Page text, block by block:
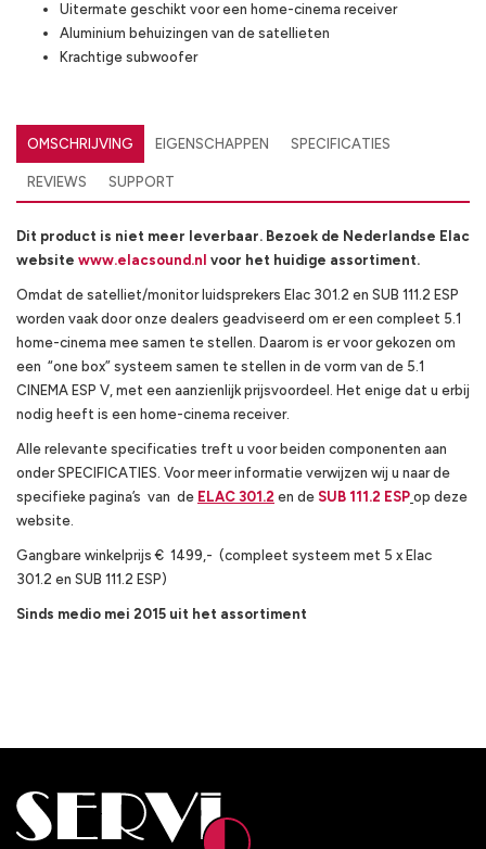
Uitermate geschikt voor een home-cinema receiver
Aluminium behuizingen van de satellieten
Krachtige subwoofer
OMSCHRIJVING EIGENSCHAPPEN SPECIFICATIES
REVIEWS SUPPORT
Dit product is niet meer leverbaar. Bezoek de Nederlandse Elac
website www.elacsound.nl voor het huidige assortiment.
Omdat de satelliet/monitor luidsprekers Elac 301.2 en SUB 111.2 ESP
worden vaak door onze dealers geadviseerd om er een compleet 5.1
home-cinema mee samen te stellen. Daarom is er voor gekozen om
een “one box” systeem samen te stellen in de vorm van de 5.1
CINEMA ESP V, met een aanzienlijk prijsvoordeel. Het enige dat u erbij
nodig heeft is een home-cinema receiver.
Alle relevante specificaties treft u voor beiden componenten aan
onder SPECIFICATIES. Voor meer informatie verwijzen wij u naar de
specifieke pagina’s van de ELAC 301.2 en de SUB 111.2 ESP op deze
website.
Gangbare winkelprijs € 1499,- (compleet systeem met 5 x Elac
301.2 en SUB 111.2 ESP)
Sinds medio mei 2015 uit het assortiment